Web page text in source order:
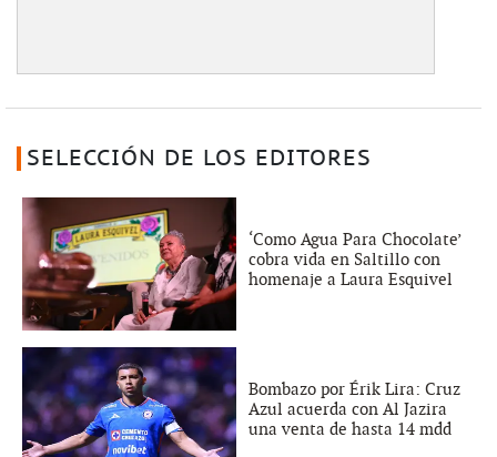
SELECCIÓN DE LOS EDITORES
‘Como Agua Para Chocolate’
cobra vida en Saltillo con
homenaje a Laura Esquivel
Bombazo por Érik Lira: Cruz
Azul acuerda con Al Jazira
una venta de hasta 14 mdd